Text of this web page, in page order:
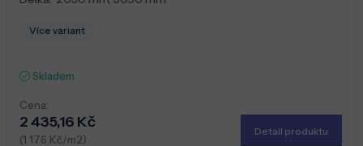
Více variant
Skladem
Cena:
2 435,16 Kč
(1 176 Kč/m2)
Detail produktu